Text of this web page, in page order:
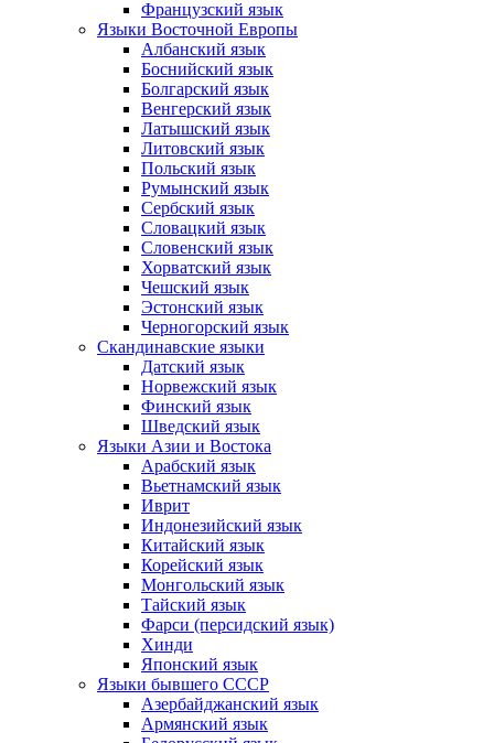
Французский язык
Языки Восточной Европы
Албанский язык
Боснийский язык
Болгарский язык
Венгерский язык
Латышский язык
Литовский язык
Польский язык
Румынский язык
Сербский язык
Словацкий язык
Словенский язык
Хорватский язык
Чешский язык
Эстонский язык
Черногорский язык
Скандинавские языки
Датский язык
Норвежский язык
Финский язык
Шведский язык
Языки Азии и Востока
Арабский язык
Вьетнамский язык
Иврит
Индонезийский язык
Китайский язык
Корейский язык
Монгольский язык
Тайский язык
Фарси (персидский язык)
Хинди
Японский язык
Языки бывшего СССР
Азербайджанский язык
Армянский язык